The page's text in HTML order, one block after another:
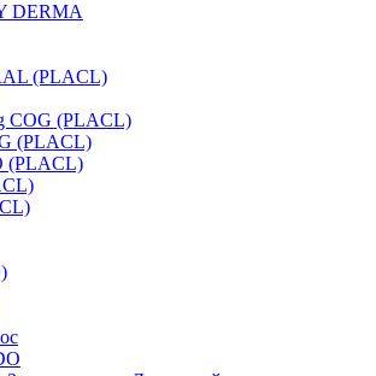
DERMA
(PLACL)
COG (PLACL)
(PLACL)
(PLACL)